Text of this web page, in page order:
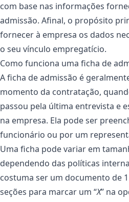
com base nas informações
admissão. Afinal, o propósito
fornecer à empresa os dados
o seu vínculo empregatício.
Como funciona uma ficha de
A ficha de admissão é
momento da contratação,
passou pela última entrevista e
na empresa. Ela pode ser
funcionário ou por um
Uma ficha pode variar em
dependendo das políticas
costuma ser um documento de
seções para marcar um “X” na